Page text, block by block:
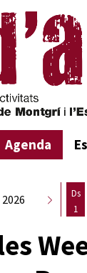
Agenda
Ds
1